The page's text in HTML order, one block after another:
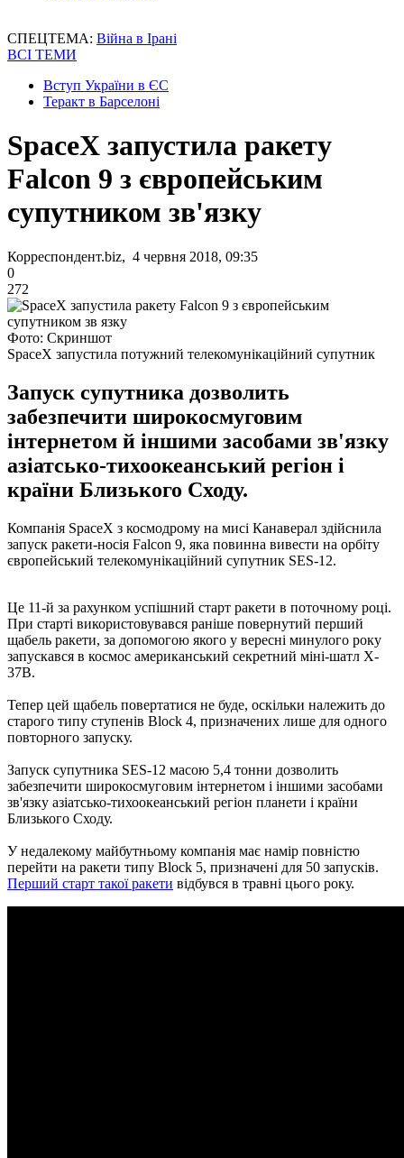
СПЕЦТЕМА: Війна в Ірані
ВСІ ТЕМИ
Вступ України в ЄС
Теракт в Барселоні
SpaceX запустила ракету
Falcon 9 з європейським
супутником зв'язку
Корреспондент.biz, 4 червня 2018, 09:35
0
272
Фото: Скриншот
SpaceX запустила потужний телекомунікаційний супутник
Запуск супутника дозволить
забезпечити широкосмуговим
інтернетом й іншими засобами зв'язку
азіатсько-тихоокеанський регіон і
країни Близького Сходу.
Компанія SpaceX з космодрому на мисі Канаверал здійснила
запуск ракети-носія Falcon 9, яка повинна вивести на орбіту
європейський телекомунікаційний супутник SES-12.
Це 11-й за рахунком успішний старт ракети в поточному році.
При старті використовувався раніше повернутий перший
щабель ракети, за допомогою якого у вересні минулого року
запускався в космос американський секретний міні-шатл X-
37B.
Тепер цей щабель повертатися не буде, оскільки належить до
старого типу ступенів Block 4, призначених лише для одного
повторного запуску.
Запуск супутника SES-12 масою 5,4 тонни дозволить
забезпечити широкосмуговим інтернетом і іншими засобами
зв'язку азіатсько-тихоокеанський регіон планети і країни
Близького Сходу.
У недалекому майбутньому компанія має намір повністю
перейти на ракети типу Block 5, призначені для 50 запусків.
Перший старт такої ракети відбувся в травні цього року.